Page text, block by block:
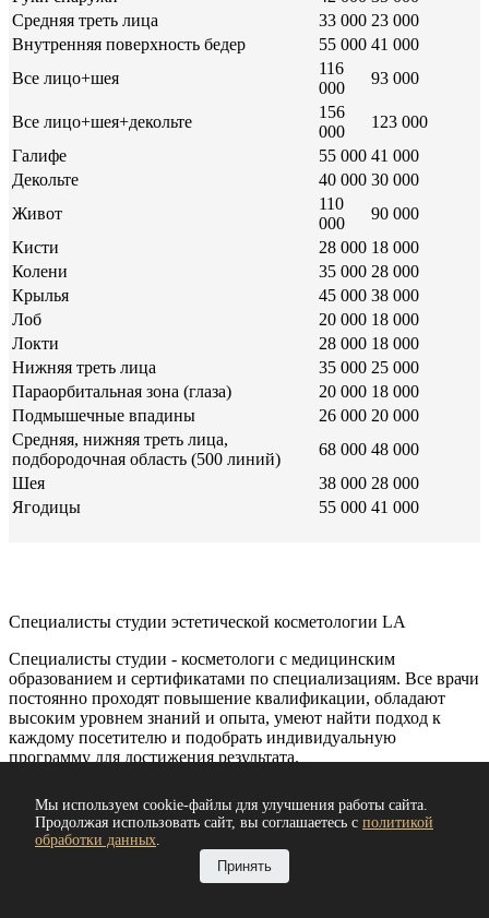
Средняя треть лица
33 000 23 000
Внутренняя поверхность бедер
55 000 41 000
Все лицо+шея
116
000
93 000
Все лицо+шея+декольте
156
000
123 000
Галифе
55 000 41 000
Декольте
40 000 30 000
Живот
110
000
90 000
Кисти
28 000 18 000
Колени
35 000 28 000
Крылья
45 000 38 000
Лоб
20 000 18 000
Локти
28 000 18 000
Нижняя треть лица
35 000 25 000
Параорбитальная зона (глаза)
20 000 18 000
Подмышечные впадины
26 000 20 000
Средняя, нижняя треть лица,
подбородочная область (500 линий)
68 000 48 000
Шея
38 000 28 000
Ягодицы
55 000 41 000
Специалисты студии эстетической косметологии LA
Специалисты студии - косметологи с медицинским
образованием и сертификатами по специализациям. Все врачи
постоянно проходят повышение квалификации, обладают
высоким уровнем знаний и опыта, умеют найти подход к
каждому посетителю и подобрать индивидуальную
программу для достижения результата.
Светлана
Копрова
косметолог-эстетист
Мы используем cookie-файлы для улучшения работы сайта.
Продолжая использовать сайт, вы соглашаетесь с политикой
обработки данных.
Принять